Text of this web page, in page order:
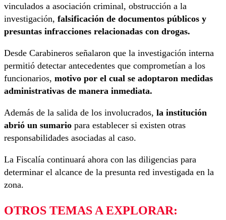
vinculados a asociación criminal, obstrucción a la
investigación, falsificación de documentos públicos y
presuntas infracciones relacionadas con drogas.
Desde Carabineros señalaron que la investigación interna
permitió detectar antecedentes que comprometían a los
funcionarios, motivo por el cual se adoptaron medidas
administrativas de manera inmediata.
Además de la salida de los involucrados, la institución
abrió un sumario para establecer si existen otras
responsabilidades asociadas al caso.
La Fiscalía continuará ahora con las diligencias para
determinar el alcance de la presunta red investigada en la
zona.
OTROS TEMAS A EXPLORAR: